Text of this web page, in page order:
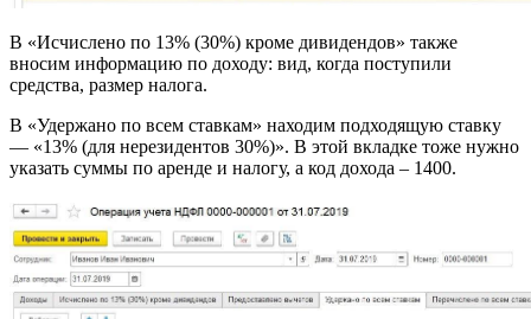
В «Исчислено по 13% (30%) кроме дивидендов» также
вносим информацию по доходу: вид, когда поступили
средства, размер налога.
В «Удержано по всем ставкам» находим подходящую ставку
— «13% (для нерезидентов 30%)». В этой вкладке тоже нужно
указать суммы по аренде и налогу, а код дохода – 1400.